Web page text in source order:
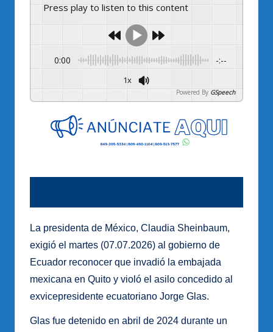
Press play to listen to this content
0:00 -:--
1x
Powered By GSpeech
La presidenta de México, Claudia Sheinbaum,
exigió el martes (07.07.2026) al gobierno de
Ecuador reconocer que invadió la embajada
mexicana en Quito y violó el asilo concedido al
exvicepresidente ecuatoriano Jorge Glas.
Glas fue detenido en abril de 2024 durante un